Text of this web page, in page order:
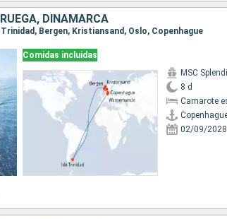
DINAMARCA
Bergen, Kristiansand, Oslo, Copenhague
Comidas incluidas
MSC
8 d
Camarote
02/09/2028